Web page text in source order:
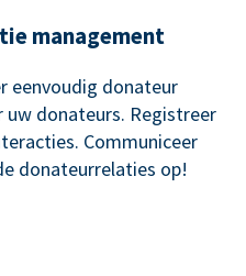
management
eenvoudig donateur
uw donateurs. Registreer
Communiceer
donateurrelaties op!